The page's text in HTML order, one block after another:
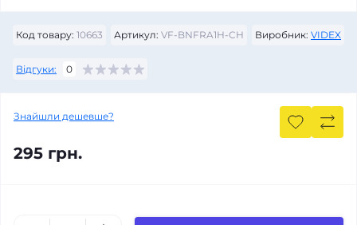
Код товару: 10663 Артикул: VF-BNFRA1H-CH Виробник: VIDEX
Відгуки: 0
Знайшли дешевше?
295 грн.